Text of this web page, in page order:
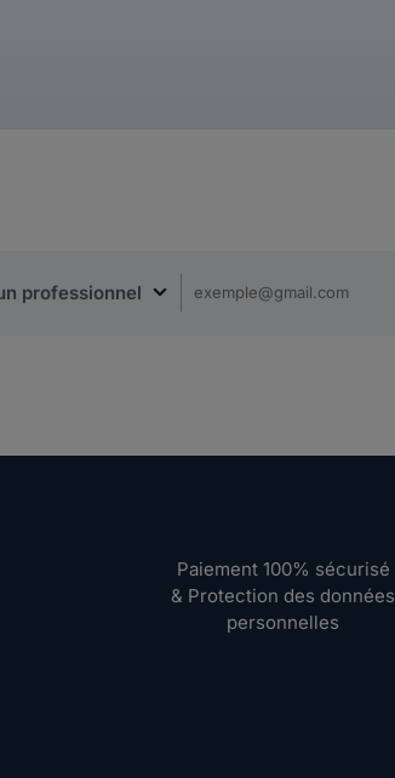
Paiement 100% sécurisé
& Protection des données
personnelles